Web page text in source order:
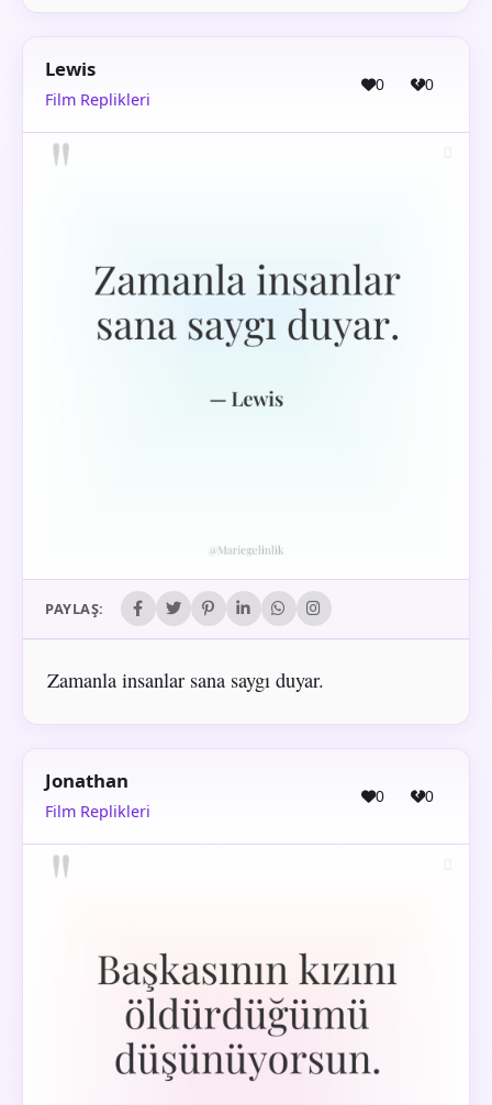
Lewis
Film Replikleri
0 0
PAYLAŞ:
Zamanla insanlar sana saygı duyar.
Jonathan
Film Replikleri
0 0